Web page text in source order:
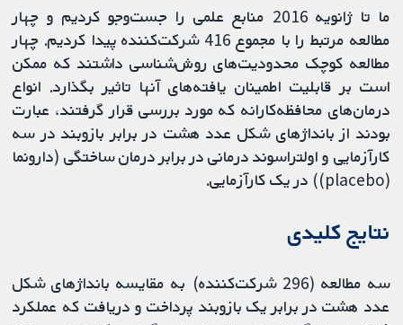
ما تا ژانویه 2016 منابع علمی را جست‌وجو کردیم و چهار
مطالعه مرتبط را با مجموع 416 شرکت‌کننده پیدا کردیم. چهار
مطالعه کوچک محدودیت‌های روش‌شناسی داشتند که ممکن
است بر قابلیت اطمینان یافته‌های آنها تاثیر بگذارد. انواع
درمان‌های محافظه‌کارانه که مورد بررسی قرار گرفتند، عبارت
بودند از بانداژهای شکل عدد هشت در برابر بازوبند در سه
کارآزمایی و اولتراسوند درمانی در برابر درمان ساختگی (دارونما
(placebo)) در یک کارآزمایی.
نتایج کلیدی
سه مطالعه (296 شرکت‌کننده) به مقایسه بانداژهای شکل
عدد هشت در برابر یک بازوبند پرداخت و دریافت که عملکرد